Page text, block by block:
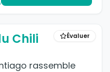
Évaluer
Chili
rassemble